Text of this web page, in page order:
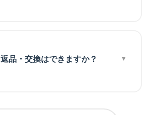
返品・交換はできますか？